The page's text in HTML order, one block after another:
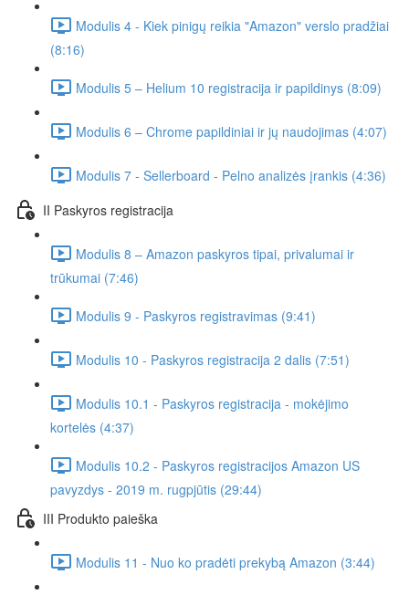
Modulis 4 - Kiek pinigų reikia "Amazon" verslo pradžiai
(8:16)
Modulis 5 – Helium 10 registracija ir papildinys (8:09)
Modulis 6 – Chrome papildiniai ir jų naudojimas (4:07)
Modulis 7 - Sellerboard - Pelno analizės įrankis (4:36)
II Paskyros registracija
Modulis 8 – Amazon paskyros tipai, privalumai ir
trūkumai (7:46)
Modulis 9 - Paskyros registravimas (9:41)
Modulis 10 - Paskyros registracija 2 dalis (7:51)
Modulis 10.1 - Paskyros registracija - mokėjimo
kortelės (4:37)
Modulis 10.2 - Paskyros registracijos Amazon US
pavyzdys - 2019 m. rugpjūtis (29:44)
III Produkto paieška
Modulis 11 - Nuo ko pradėti prekybą Amazon (3:44)